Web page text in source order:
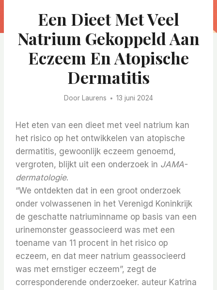
Een Dieet Met Veel
Natrium Gekoppeld Aan
Eczeem En Atopische
Dermatitis
Door Laurens 13 juni 2024
Het eten van een dieet met veel natrium kan
het risico op het ontwikkelen van atopische
dermatitis, gewoonlijk eczeem genoemd,
vergroten, blijkt uit een onderzoek in JAMA-
dermatologie.
“We ontdekten dat in een groot onderzoek
onder volwassenen in het Verenigd Koninkrijk
de geschatte natriuminname op basis van een
urinemonster geassocieerd was met een
toename van 11 procent in het risico op
eczeem, en dat meer natrium geassocieerd
was met ernstiger eczeem”, zegt de
corresponderende onderzoeker. auteur Katrina